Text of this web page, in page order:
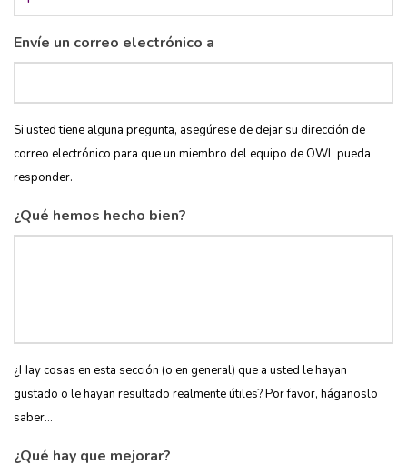
Envíe un correo electrónico a
Si usted tiene alguna pregunta, asegúrese de dejar su dirección de
correo electrónico para que un miembro del equipo de OWL pueda
responder.
¿Qué hemos hecho bien?
¿Hay cosas en esta sección (o en general) que a usted le hayan
gustado o le hayan resultado realmente útiles? Por favor, háganoslo
saber...
¿Qué hay que mejorar?